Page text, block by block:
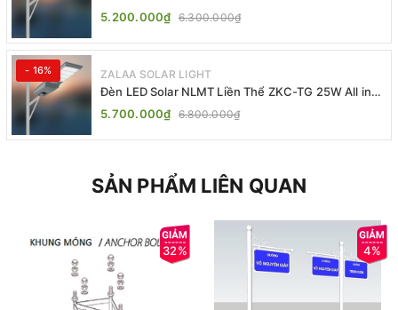
One | ZALAA Street Light
5.200.000₫ 6.300.000₫
- 16% ZALAA SOLAR LIGHT
Đèn LED Solar NLMT Liền Thể ZKC-TG 25W All in
One | ZALAA Street Light
5.700.000₫ 6.800.000₫
SẢN PHẨM LIÊN QUAN
32% 4%